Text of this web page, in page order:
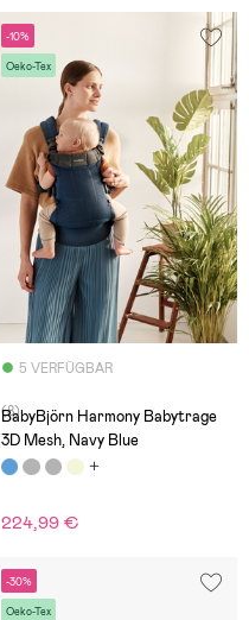
-10%
Oeko-Tex
5 VERFÜGBAR
(8)
BabyBjörn Harmony Babytrage
3D Mesh, Navy Blue
224,99 €
-30%
Oeko-Tex